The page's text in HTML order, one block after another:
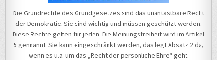
Michael Voß
Die Grundrechte des Grundgesetzes sind das unantastbare Recht
der Demokratie. Sie sind wichtig und müssen geschützt werden.
Diese Rechte gelten für jeden. Die Meinungsfreiheit wird im Artikel
5 gennannt. Sie kann eingeschränkt werden, das legt Absatz 2 da,
wenn es u.a. um das „Recht der persönliche Ehre“ geht.